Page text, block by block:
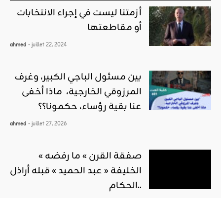
أزمتنا ليست في إجراء الانتخابات
أو مقاطعتها
ahmed - juillet 22, 2024
بين مسئول الباجي الكبير، وغرف
المرزوقي الخارجية، ماذا أخفى
عنا بقية رؤساء، حكمونا؟؟
ahmed - juillet 27, 2026
« صفقة القرن » ما رفضه
الخليفة « عبد الحميد » قبله أراذل
الحكام..